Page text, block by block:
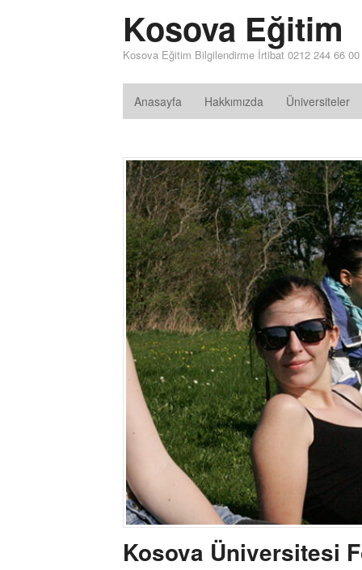
Kosova Eğitim
Kosova Eğitim Bilgilendirme İrtibat 0212 244 66
Anasayfa Hakkımızda Üniversiteler
Kosova Üniversitesi